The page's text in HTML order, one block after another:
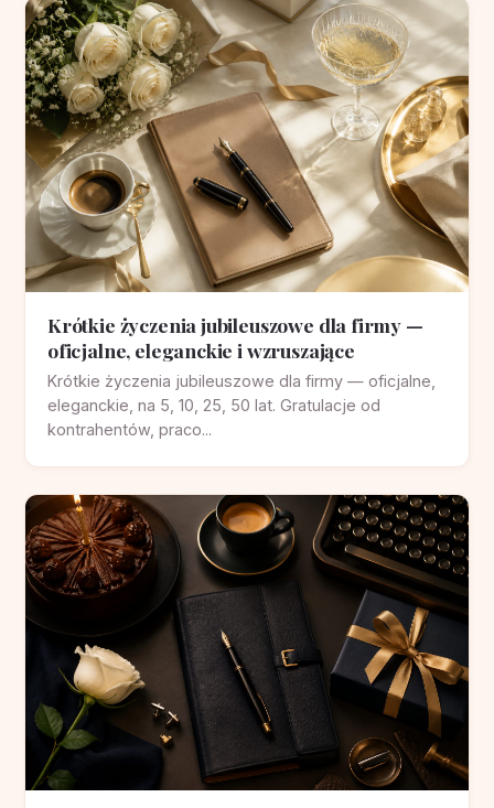
Krótkie życzenia jubileuszowe dla firmy —
oficjalne, eleganckie i wzruszające
Krótkie życzenia jubileuszowe dla firmy — oficjalne,
eleganckie, na 5, 10, 25, 50 lat. Gratulacje od
kontrahentów, praco...